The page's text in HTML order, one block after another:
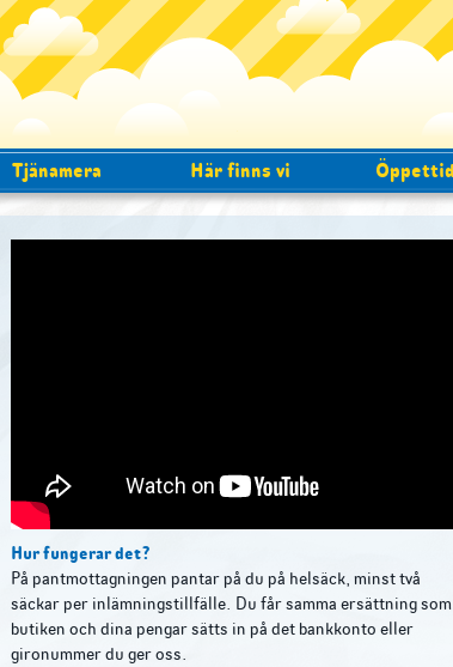
Tjänamera Här finns vi
Hur fungerar det?
På pantmottagningen pantar på du på helsäck, minst två
säckar per inlämningstillfälle. Du får samma ersättning
butiken och dina pengar sätts in på det bankkonto eller
gironummer du ger oss.